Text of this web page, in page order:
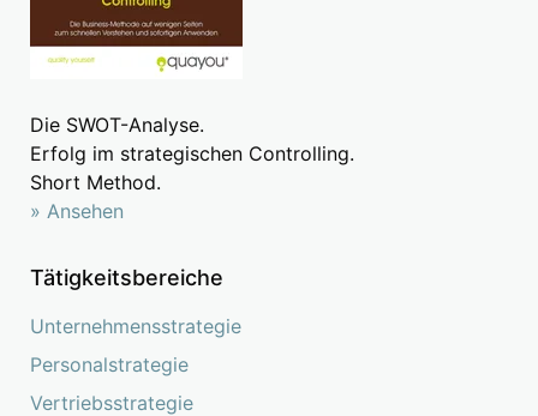
Die SWOT-Analyse.
Erfolg im strategischen Controlling.
Short Method.
» Ansehen
Tätigkeitsbereiche
Unternehmensstrategie
Personalstrategie
Vertriebsstrategie